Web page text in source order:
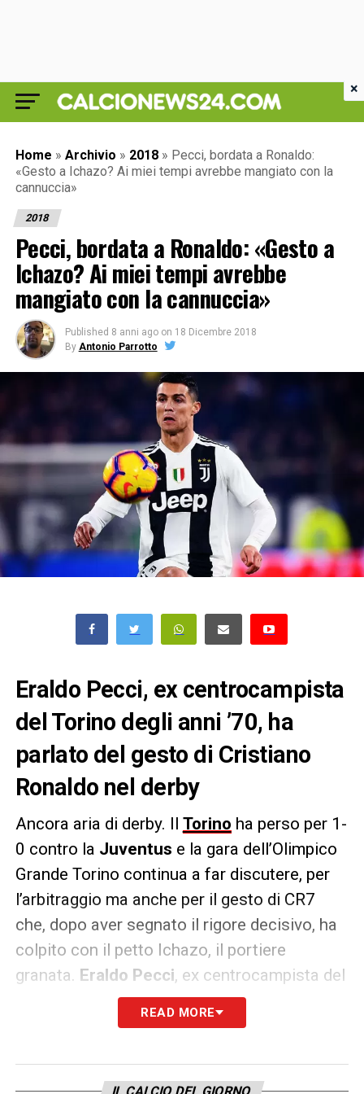
Home » Archivio » 2018 » Pecci, bordata a Ronaldo:
«Gesto a Ichazo? Ai miei tempi avrebbe mangiato con la
cannuccia»
2018
Pecci, bordata a Ronaldo: «Gesto a
Ichazo? Ai miei tempi avrebbe
mangiato con la cannuccia»
Published 8 anni ago on 18 Dicembre 2018
By Antonio Parrotto
Eraldo Pecci, ex centrocampista
del Torino degli anni ’70, ha
parlato del gesto di Cristiano
Ronaldo nel derby
Ancora aria di derby. Il Torino ha perso per 1-
0 contro la Juventus e la gara dell’Olimpico
Grande Torino continua a far discutere, per
l’arbitraggio ma anche per il gesto di CR7
che, dopo aver segnato il rigore decisivo, ha
colpito con il petto Ichazo, il portiere
granata. Eraldo Pecci, ex centrocampista del
Torino degli anni ’70, ha parlato alla
lanciando una bordata al portoghese:
ma non bisogna gonfiarla più di tanto. Però
READ MORE
×